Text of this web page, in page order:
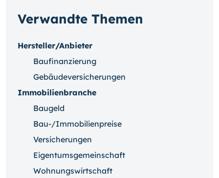
Verwandte Themen
Hersteller/Anbieter
Baufinanzierung
Gebäudeversicherungen
Immobilienbranche
Baugeld
Bau-/Immobilienpreise
Versicherungen
Eigentumsgemeinschaft
Wohnungswirtschaft